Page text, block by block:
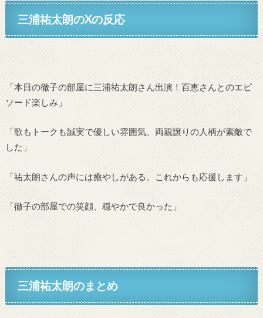
三浦祐太朗のXの反応
「本日の徹子の部屋に三浦祐太朗さん出演！百恵さんとのエピ
ソード楽しみ」
「歌もトークも誠実で優しい雰囲気。両親譲りの人柄が素敵で
した」
「祐太朗さんの声には癒やしがある。これからも応援します」
「徹子の部屋での笑顔、穏やかで良かった」
三浦祐太朗のまとめ